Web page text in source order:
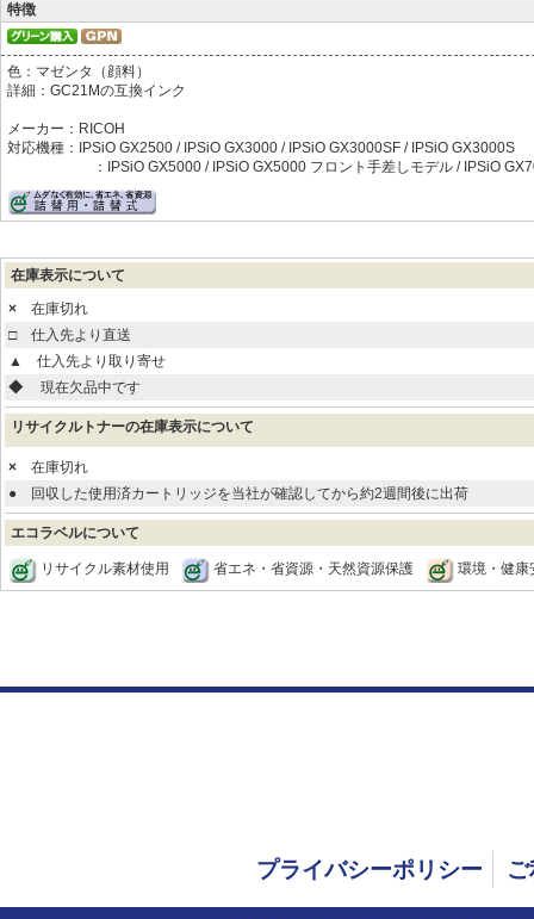
特徴
色：マゼンタ（顔料）
詳細：GC21Mの互換インク
メーカー：RICOH
対応機種：IPSiO GX2500 / IPSiO GX3000 / IPSiO GX3000SF / IPSiO GX3000S
：IPSiO GX5000 / IPSiO GX5000 フロント手差しモデル / IPSiO
在庫表示について
× 在庫切れ
□仕入先より直送
▲
仕入先より取り寄せ
◆
現在欠品中です
リサイクルトナーの在庫表示について
× 在庫切れ
● 回収した使用済カートリッジを当社が確認してから約2週間後に出荷
エコラベルについて
リサイクル素材使用 省エネ・省資源・天然資源保護 環境・健康
プライバシーポリシー